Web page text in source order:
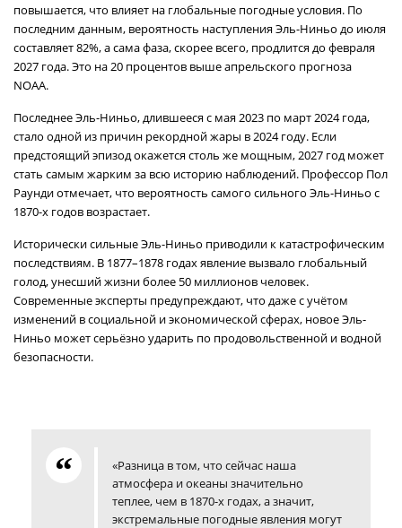
повышается, что влияет на глобальные погодные условия. По
последним данным, вероятность наступления Эль-Ниньо до июля
составляет 82%, а сама фаза, скорее всего, продлится до февраля
2027 года. Это на 20 процентов выше апрельского прогноза
NOAA.
Последнее Эль-Ниньо, длившееся с мая 2023 по март 2024 года,
стало одной из причин рекордной жары в 2024 году. Если
предстоящий эпизод окажется столь же мощным, 2027 год может
стать самым жарким за всю историю наблюдений. Профессор Пол
Раунди отмечает, что вероятность самого сильного Эль-Ниньо с
1870-х годов возрастает.
Исторически сильные Эль-Ниньо приводили к катастрофическим
последствиям. В 1877–1878 годах явление вызвало глобальный
голод, унесший жизни более 50 миллионов человек.
Современные эксперты предупреждают, что даже с учётом
изменений в социальной и экономической сферах, новое Эль-
Ниньо может серьёзно ударить по продовольственной и водной
безопасности.
«Разница в том, что сейчас наша
атмосфера и океаны значительно
теплее, чем в 1870-х годах, а значит,
экстремальные погодные явления могут